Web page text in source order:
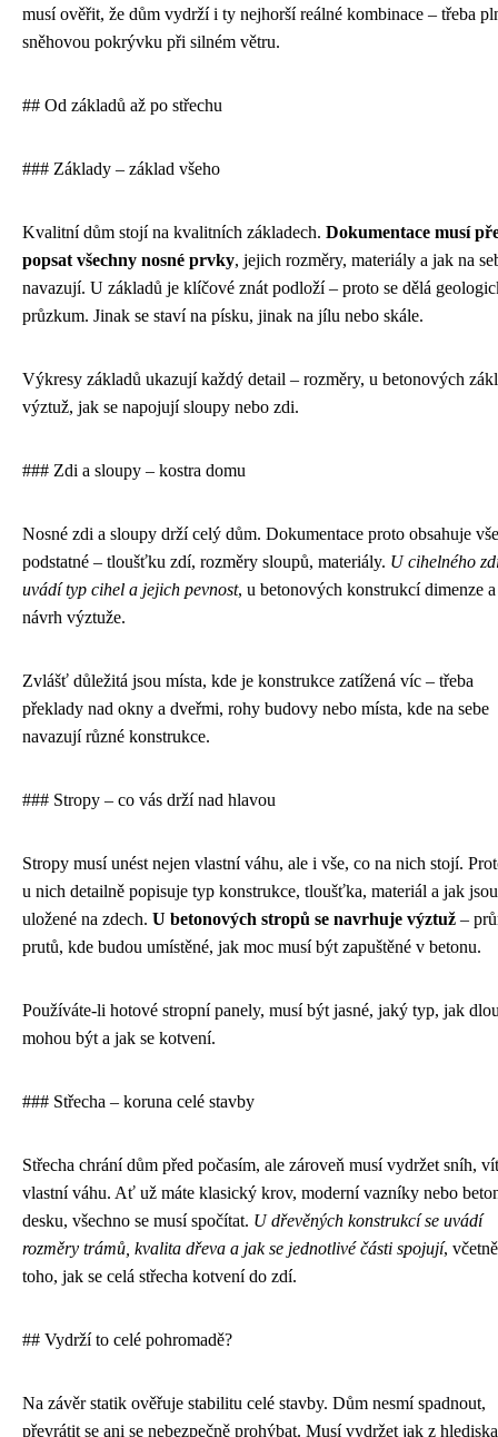
musí ověřit, že dům vydrží i ty nejhorší reálné kombinace – třeba
sněhovou pokrývku při silném větru.
## Od základů až po střechu
### Základy – základ všeho
Kvalitní dům stojí na kvalitních základech. Dokumentace musí
popsat všechny nosné prvky, jejich rozměry, materiály a jak na
navazují. U základů je klíčové znát podloží – proto se dělá
průzkum. Jinak se staví na písku, jinak na jílu nebo skále.
Výkresy základů ukazují každý detail – rozměry, u betonových
výztuž, jak se napojují sloupy nebo zdi.
### Zdi a sloupy – kostra domu
Nosné zdi a sloupy drží celý dům. Dokumentace proto obsahuje vše
podstatné – tloušťku zdí, rozměry sloupů, materiály. U cihelného
uvádí typ cihel a jejich pevnost, u betonových konstrukcí dimenze a
návrh výztuže.
Zvlášť důležitá jsou místa, kde je konstrukce zatížená víc – třeba
překlady nad okny a dveřmi, rohy budovy nebo místa, kde na sebe
navazují různé konstrukce.
### Stropy – co vás drží nad hlavou
Stropy musí unést nejen vlastní váhu, ale i vše, co na nich stojí.
u nich detailně popisuje typ konstrukce, tloušťka, materiál a jak jsou
uložené na zdech. U betonových stropů se navrhuje výztuž –
prutů, kde budou umístěné, jak moc musí být zapuštěné v betonu.
Používáte-li hotové stropní panely, musí být jasné, jaký typ, jak
mohou být a jak se kotvení.
### Střecha – koruna celé stavby
Střecha chrání dům před počasím, ale zároveň musí vydržet sníh,
vlastní váhu. Ať už máte klasický krov, moderní vazníky nebo
desku, všechno se musí spočítat. U dřevěných konstrukcí se uvádí
rozměry trámů, kvalita dřeva a jak se jednotlivé části spojují, včetně
toho, jak se celá střecha kotvení do zdí.
## Vydrží to celé pohromadě?
Na závěr statik ověřuje stabilitu celé stavby. Dům nesmí spadnout,
převrátit se ani se nebezpečně prohýbat. Musí vydržet jak z hlediska